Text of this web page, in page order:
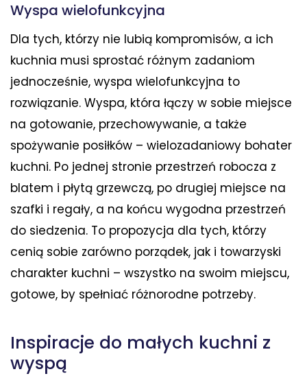
Wyspa wielofunkcyjna
Dla tych, którzy nie lubią kompromisów, a ich
kuchnia musi sprostać różnym zadaniom
jednocześnie, wyspa wielofunkcyjna to
rozwiązanie. Wyspa, która łączy w sobie miejsce
na gotowanie, przechowywanie, a także
spożywanie posiłków – wielozadaniowy bohater
kuchni. Po jednej stronie przestrzeń robocza z
blatem i płytą grzewczą, po drugiej miejsce na
szafki i regały, a na końcu wygodna przestrzeń
do siedzenia. To propozycja dla tych, którzy
cenią sobie zarówno porządek, jak i towarzyski
charakter kuchni – wszystko na swoim miejscu,
gotowe, by spełniać różnorodne potrzeby.
Inspiracje do małych kuchni z
wyspą